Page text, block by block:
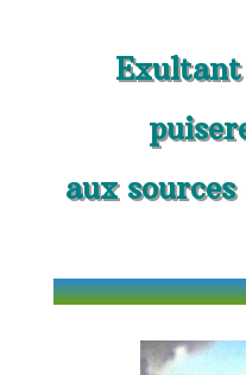
Exultant
aux